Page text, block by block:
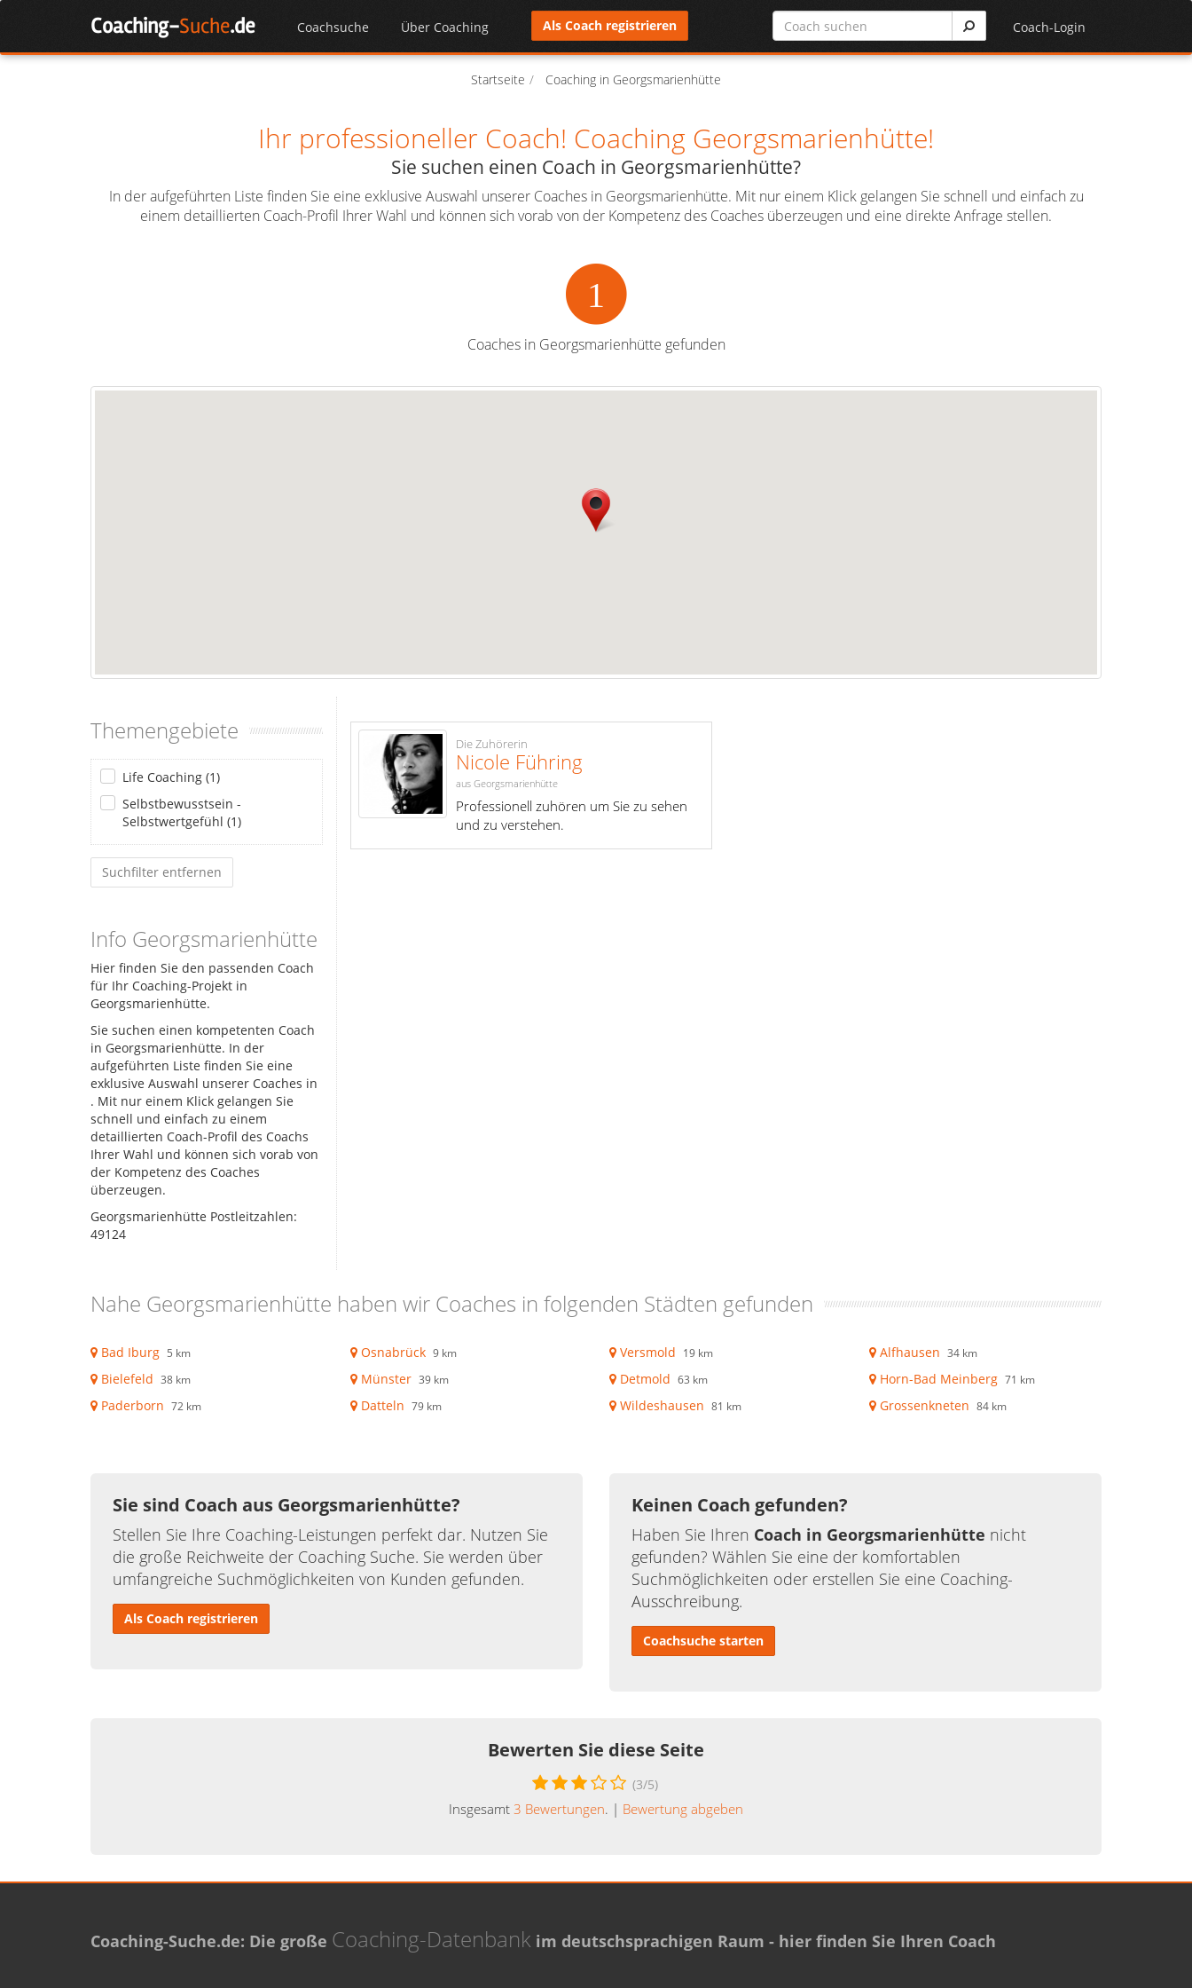
Skip
Coaching-Suche.de Coachsuche Über Coaching Coach-Login
Als Coach registrieren
Startseite Coaching in Georgsmarienhütte
Ihr professioneller Coach! Coaching Georgsmarienhütte!
Sie suchen einen Coach in Georgsmarienhütte?
In der aufgeführten Liste finden Sie eine exklusive Auswahl unserer Coaches in Georgsmarienhütte. Mit nur einem Klick gelangen Sie schnell und einfach zu
einem detaillierten Coach-Profil Ihrer Wahl und können sich vorab von der Kompetenz des Coaches überzeugen und eine direkte Anfrage stellen.
1
Coaches in Georgsmarienhütte gefunden
Die Zuhörerin
Nicole Führing
aus Georgsmarienhütte
Professionell zuhören um Sie zu sehen
und zu verstehen.
Themengebiete
Life Coaching (1)
Selbstbewusstsein -
Selbstwertgefühl (1)
Suchfilter entfernen
Info Georgsmarienhütte
Hier finden Sie den passenden Coach
für Ihr Coaching-Projekt in
Georgsmarienhütte.
Sie suchen einen kompetenten Coach
in Georgsmarienhütte. In der
aufgeführten Liste finden Sie eine
exklusive Auswahl unserer Coaches in
. Mit nur einem Klick gelangen Sie
schnell und einfach zu einem
detaillierten Coach-Profil des Coachs
Ihrer Wahl und können sich vorab von
der Kompetenz des Coaches
überzeugen.
Georgsmarienhütte Postleitzahlen:
49124
Nahe Georgsmarienhütte haben wir Coaches in folgenden Städten gefunden
Bad Iburg 5 km Osnabrück 9 km Versmold 19 km Alfhausen 34 km
Bielefeld 38 km Münster 39 km Detmold 63 km Horn-Bad Meinberg 71 km
Paderborn 72 km Datteln 79 km Wildeshausen 81 km Grossenkneten 84 km
Sie sind Coach aus Georgsmarienhütte?
Stellen Sie Ihre Coaching-Leistungen perfekt dar. Nutzen Sie
die große Reichweite der Coaching Suche. Sie werden über
umfangreiche Suchmöglichkeiten von Kunden gefunden.
Als Coach registrieren
Keinen Coach gefunden?
Haben Sie Ihren Coach in Georgsmarienhütte nicht
gefunden? Wählen Sie eine der komfortablen
Suchmöglichkeiten oder erstellen Sie eine Coaching-
Ausschreibung.
Coachsuche starten
Bewerten Sie diese Seite
(3/5)
Insgesamt 3 Bewertungen. | Bewertung abgeben
Coaching-Suche.de: Die große Coaching-Datenbank im deutschsprachigen Raum - hier finden Sie Ihren Coach